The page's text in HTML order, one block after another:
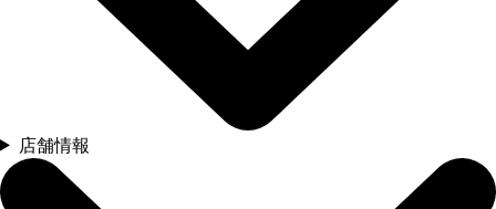
店舗情報